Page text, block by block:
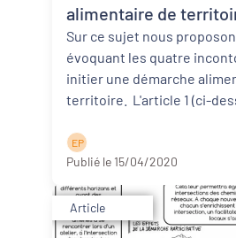
alimentaire de
Sur ce sujet nous
évoquant les quatre
initier une démarche
territoire. L'article 1 (ci-
E P
Publié le 15/04/2020
Article